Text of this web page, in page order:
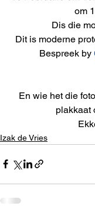
om
Dis die
Dit is moderne
Bespreek by
En wie het die
plakkaat
Izak de Vries